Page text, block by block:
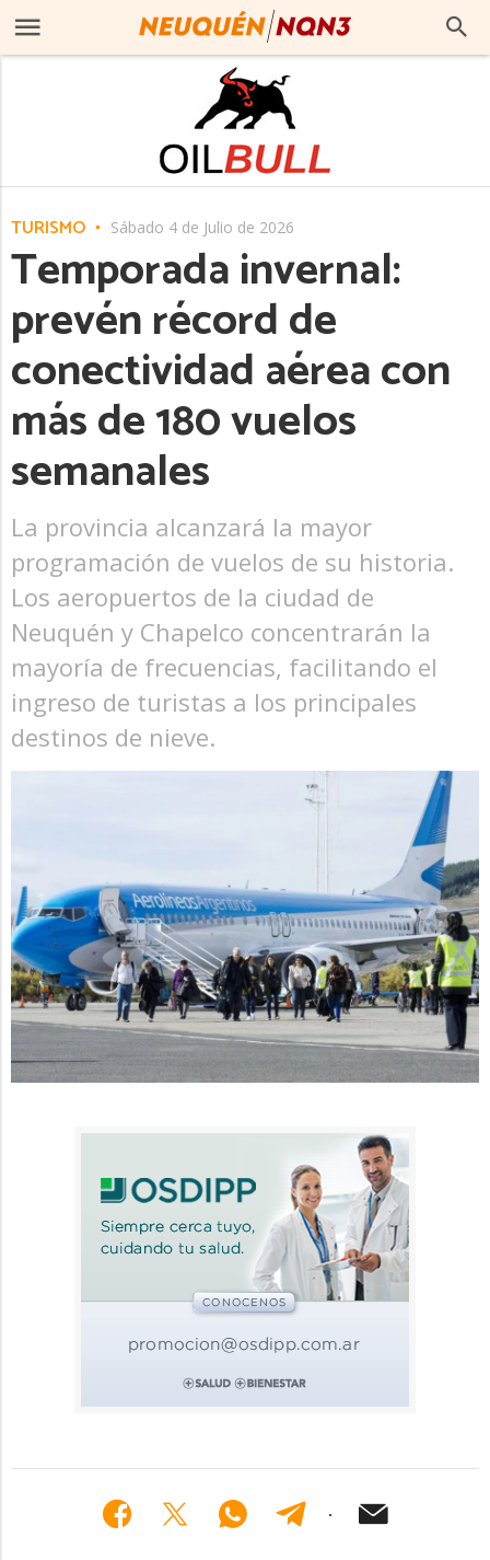
TURISMO Sábado 4 de Julio de 2026
Temporada invernal:
prevén récord de
conectividad aérea con
más de 180 vuelos
semanales
La provincia alcanzará la mayor
programación de vuelos de su historia.
Los aeropuertos de la ciudad de
Neuquén y Chapelco concentrarán la
mayoría de frecuencias, facilitando el
ingreso de turistas a los principales
destinos de nieve.